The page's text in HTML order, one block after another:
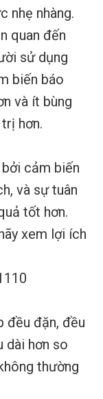
nhẹ nhàng.
quan đến
sử dụng
biến báo
và ít bùng
hơn.
cảm biến
và sự tuân
tốt hơn.
xem lợi ích
đều đặn, đều
dài hơn so
thường